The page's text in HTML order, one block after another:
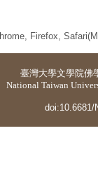
Firefox,
臺灣大學文學院佛
National Taiwan
doi:10.6681/